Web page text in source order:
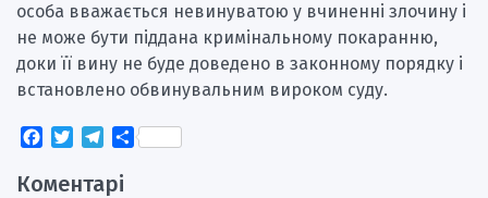
особа вважається невинуватою у вчиненні злочину і
не може бути піддана кримінальному покаранню,
доки її вину не буде доведено в законному порядку і
встановлено обвинувальним вироком суду.
Facebook
TwitterTelegram
Поділитися
Коментарі